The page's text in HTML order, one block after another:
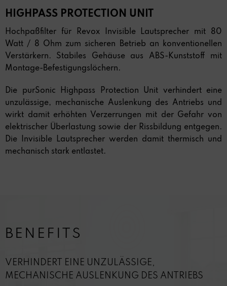
HIGHPASS PROTECTION UNIT
Hochpaßfilter für Revox Invisible Lautsprecher mit 80
Watt / 8 Ohm zum sicheren Betrieb an konventionellen
Verstärkern. Stabiles Gehäuse aus ABS-Kunststoff mit
Montage-Befestigungslöchern.
Die purSonic Highpass Protection Unit verhindert eine
unzulässige, mechanische Auslenkung des Antriebs und
wirkt damit erhöhten Verzerrungen mit der Gefahr von
elektrischer Überlastung sowie der Rissbildung entgegen.
Die Invisible Lautsprecher werden damit thermisch und
mechanisch stark entlastet.
BENEFITS
VERHINDERT EINE UNZULÄSSIGE,
MECHANISCHE AUSLENKUNG DES ANTRIEBS